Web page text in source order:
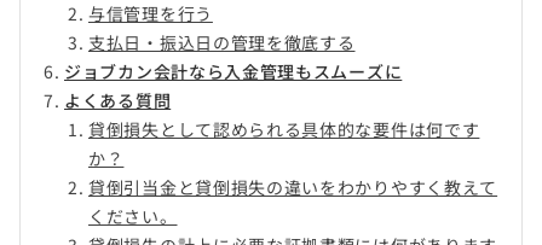
与信管理を行う
支払日・振込日の管理を徹底する
ジョブカン会計なら入金管理もスムーズに
よくある質問
貸倒損失として認められる具体的な要件は何です
か？
貸倒引当金と貸倒損失の違いをわかりやすく教えて
ください。